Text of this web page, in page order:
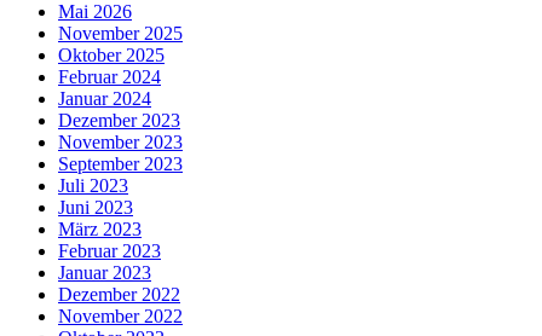
Mai 2026
November 2025
Oktober 2025
Februar 2024
Januar 2024
Dezember 2023
November 2023
September 2023
Juli 2023
Juni 2023
März 2023
Februar 2023
Januar 2023
Dezember 2022
November 2022